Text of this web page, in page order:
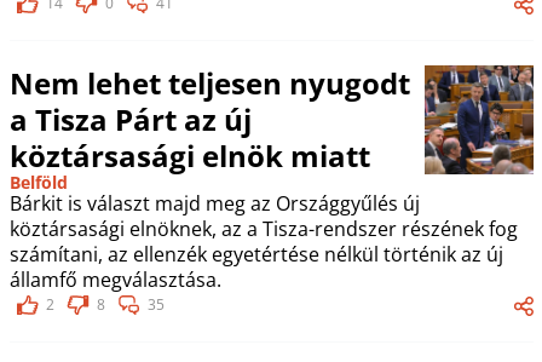
Nem lehet teljesen nyugodt
a Tisza Párt az új
köztársasági elnök miatt
Belföld
Bárkit is választ majd meg az Országgyűlés új
köztársasági elnöknek, az a Tisza-rendszer részének fog
számítani, az ellenzék egyetértése nélkül történik az új
államfő megválasztása.
2 8 35